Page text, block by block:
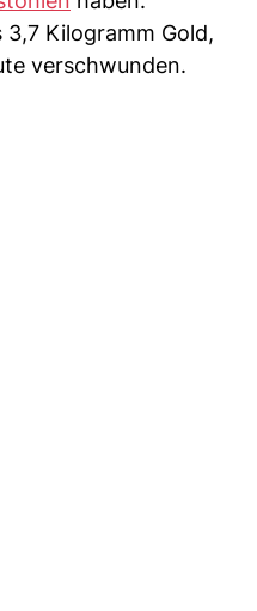
Kilogramm Gold,
verschwunden.